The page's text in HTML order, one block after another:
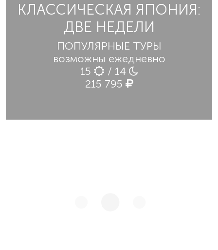
КЛАССИЧЕСКАЯ ЯПОНИЯ:
ДВЕ НЕДЕЛИ
ПОПУЛЯРНЫЕ ТУРЫ
возможны ежедневно
15
/ 14
215 795